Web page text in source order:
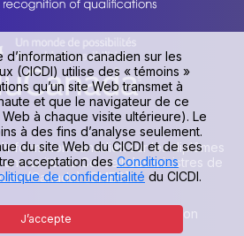
canadien sur les diplômes
une unité du Conseil des ministres de
(Canada) [CMEC].
|Conditions d’utilisation
canadien sur les
(CICDI) utilise des « témoins »
qu’un site Web transmet à
et que le navigateur de ce
à chaque visite ultérieure). Le
à des fins d’analyse seulement.
du site Web du CICDI et de ses
acceptation desConditions
de confidentialité du CICDI.
J’accepte